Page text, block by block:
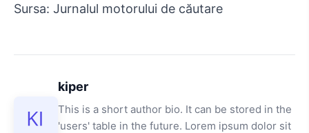
Sursa: Jurnalul motorului de căutare
kiper
This is a short author bio. It can be stored in the
'users' table in the future. Lorem ipsum dolor sit